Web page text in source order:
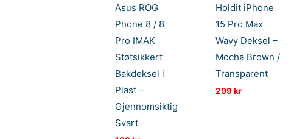
Asus ROG
Phone 8 / 8
Pro IMAK
Støtsikkert
Bakdeksel i
Plast –
Gjennomsiktig
Svart
Holdit iPhone
15 Pro Max
Wavy Deksel –
Mocha Brown /
Transparent
299kr